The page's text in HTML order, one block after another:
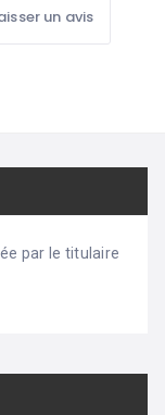
un avis
par le titulaire